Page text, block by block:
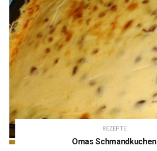
REZEPTE
Omas Schmandkuchen